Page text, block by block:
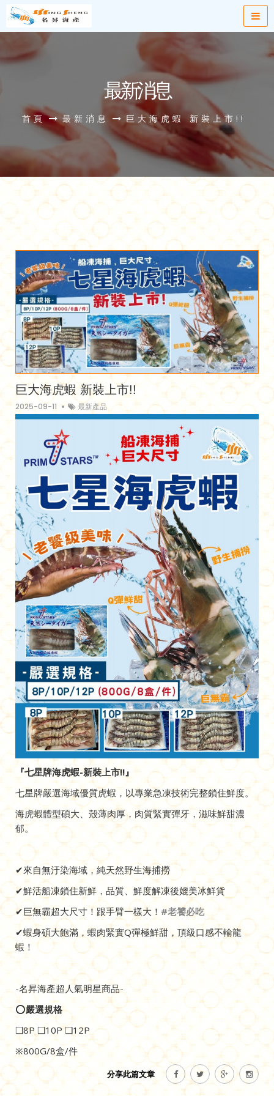
最新消息
首頁 最新消息 巨大海虎蝦 新裝上市!!
巨大海虎蝦 新裝上市!!
2025-09-11 最新產品
『七星牌海虎蝦-新裝上市!!』
七星牌嚴選海域優質虎蝦，以專業急凍技術完整鎖住鮮度。
海虎蝦體型碩大、殼薄肉厚，肉質緊實彈牙，滋味鮮甜濃
郁。
✔來自無汙染海域，純天然野生海捕撈
✔鮮活船凍鎖住新鮮，品質、鮮度解凍後媲美冰鮮貨
✔巨無霸超大尺寸！跟手臂一樣大！ #老饕必吃
✔蝦身碩大飽滿，蝦肉緊實Q彈極鮮甜，頂級口感不輸龍
蝦！
-名昇海產超人氣明星商品-
⭕️嚴選規格
❑8P ❑10P ❑12P
※800G/8盒/件
分享此篇文章